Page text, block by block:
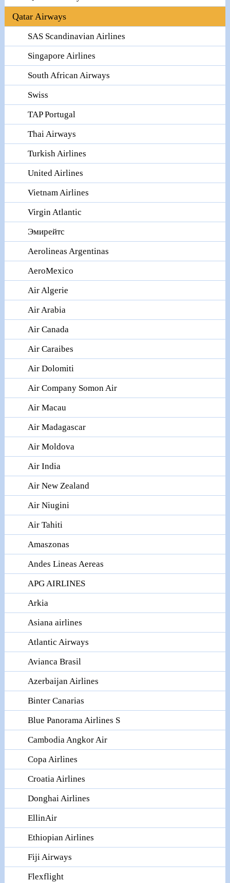
Qatar Airways
SAS Scandinavian Airlines
Singapore Airlines
South African Airways
Swiss
TAP Portugal
Thai Airways
Turkish Airlines
United Airlines
Vietnam Airlines
Virgin Atlantic
Эмирейтс
Aerolineas Argentinas
AeroMexico
Air Algerie
Air Arabia
Air Canada
Air Caraibes
Air Dolomiti
Air Company Somon Air
Air Macau
Air Madagascar
Air Moldova
Air India
Air New Zealand
Air Niugini
Air Tahiti
Amaszonas
Andes Lineas Aereas
APG AIRLINES
Arkia
Asiana airlines
Atlantic Airways
Avianca Brasil
Azerbaijan Airlines
Binter Canarias
Blue Panorama Airlines S
Cambodia Angkor Air
Copa Airlines
Croatia Airlines
Donghai Airlines
EllinAir
Ethiopian Airlines
Fiji Airways
Flexflight